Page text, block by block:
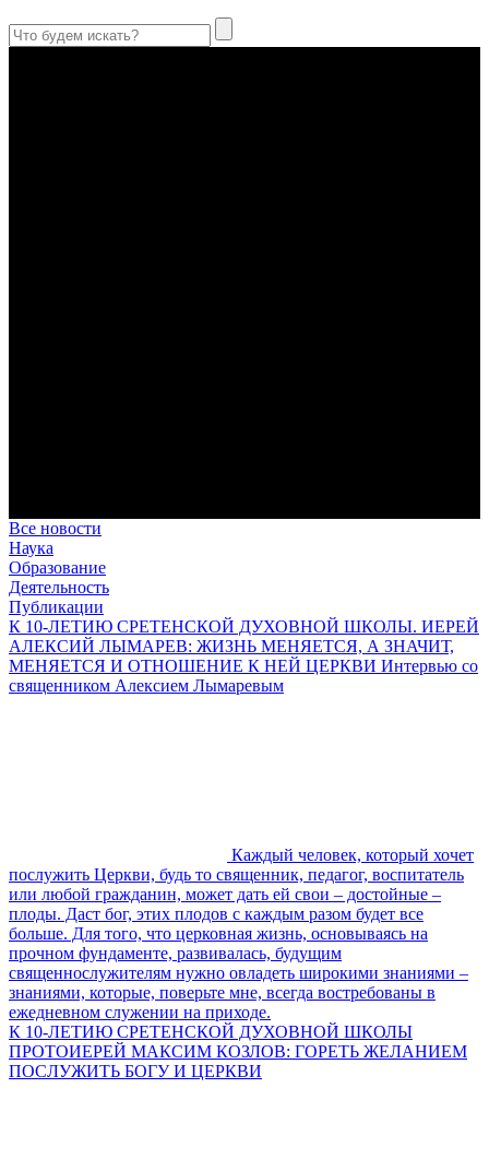
Все новости
Наука
Образование
Деятельность
Публикации
К 10-ЛЕТИЮ СРЕТЕНСКОЙ ДУХОВНОЙ ШКОЛЫ. ИЕРЕЙ
АЛЕКСИЙ ЛЫМАРЕВ: ЖИЗНЬ МЕНЯЕТСЯ, А ЗНАЧИТ,
МЕНЯЕТСЯ И ОТНОШЕНИЕ К НЕЙ ЦЕРКВИ Интервью со
священником Алексием Лымаревым
Каждый человек, который хочет
послужить Церкви, будь то священник, педагог, воспитатель
или любой гражданин, может дать ей свои – достойные –
плоды. Даст бог, этих плодов с каждым разом будет все
больше. Для того, что церковная жизнь, основываясь на
прочном фундаменте, развивалась, будущим
священнослужителям нужно овладеть широкими знаниями –
знаниями, которые, поверьте мне, всегда востребованы в
ежедневном служении на приходе.
К 10-ЛЕТИЮ СРЕТЕНСКОЙ ДУХОВНОЙ ШКОЛЫ
ПРОТОИЕРЕЙ МАКСИМ КОЗЛОВ: ГОРЕТЬ ЖЕЛАНИЕМ
ПОСЛУЖИТЬ БОГУ И ЦЕРКВИ